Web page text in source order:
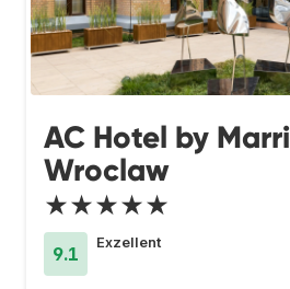
AC Hotel by
Wroclaw
★★★★★
9.1
Exzellent